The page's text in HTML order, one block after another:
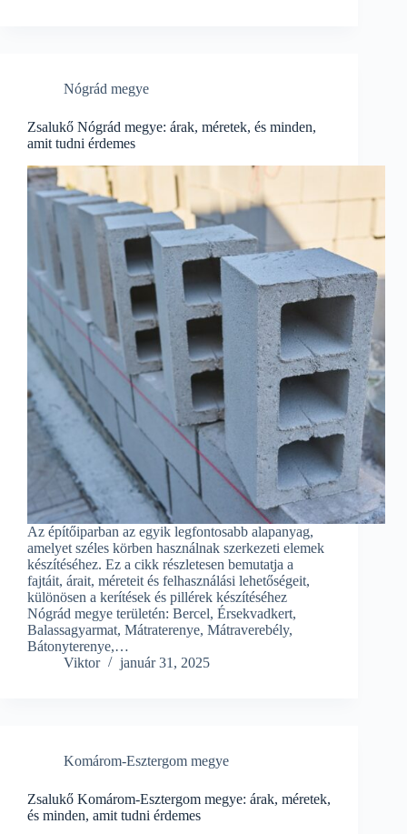
Nógrád megye
Zsalukő Nógrád megye: árak, méretek, és minden,
amit tudni érdemes
Az építőiparban az egyik legfontosabb alapanyag,
amelyet széles körben használnak szerkezeti elemek
készítéséhez. Ez a cikk részletesen bemutatja a
fajtáit, árait, méreteit és felhasználási lehetőségeit,
különösen a kerítések és pillérek készítéséhez
Nógrád megye területén: Bercel, Érsekvadkert,
Balassagyarmat, Mátraterenye, Mátraverebély,
Bátonyterenye,…
Viktor
január 31, 2025
Komárom-Esztergom megye
Zsalukő Komárom-Esztergom megye: árak, méretek,
és minden, amit tudni érdemes